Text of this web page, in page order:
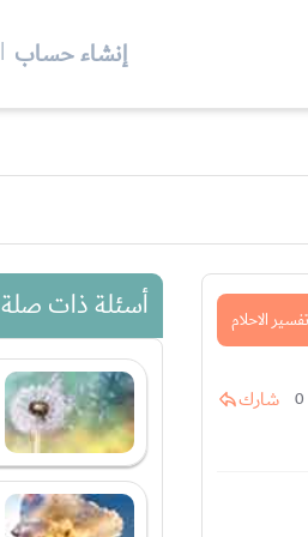
إنشاء حساب |
تفسير الاحلام
0 شارك
أسئلة ذات صلة